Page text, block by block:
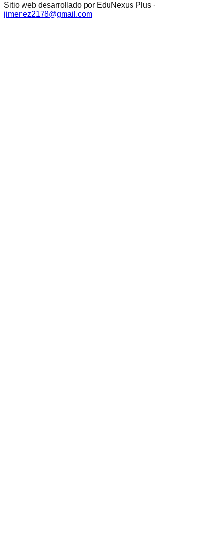
Sitio web desarrollado por EduNexus Plus ·
jimenez2178@gmail.com